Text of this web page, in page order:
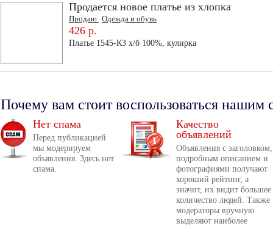
Продается новое платье из хлопка
Продаю Одежда и обувь
426 р.
Платье 1545-К3 х/б 100%, кулирка
Почему вам стоит воспользоваться нашим
Нет спама
Перед публикацией
мы модерируем
объявления. Здесь нет
спама.
Качество
объявлений
Объявления с заголовком,
подробным описанием и
фотографиями получают
хороший рейтинг, а
значит, их видит большее
количество людей. Также
модераторы вручную
выделяют наиболее